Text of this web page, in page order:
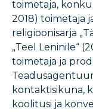
toimetaja,
2018) toimetaja
religioonisarja
„Teel Leninile“
toimetaja ja
kontaktisikuna,
koolitusi ja